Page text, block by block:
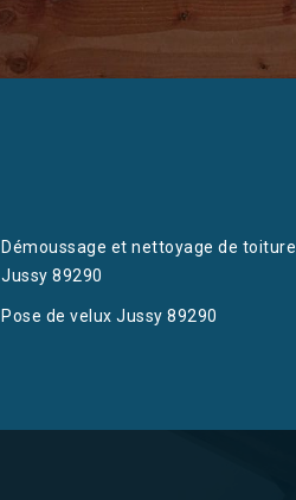
Démoussage et nettoyage de toiture
Jussy 89290
Pose de velux Jussy 89290